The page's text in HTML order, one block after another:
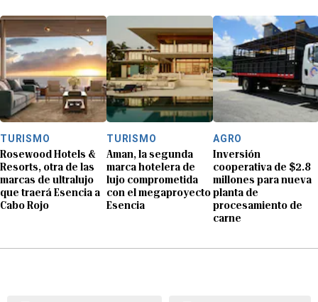
TURISMO
Rosewood Hotels &
Resorts, otra de las
marcas de ultralujo
que traerá Esencia a
Cabo Rojo
TURISMO
Aman, la segunda
marca hotelera de
lujo comprometida
con el megaproyecto
Esencia
AGRO
Inversión
cooperativa de $2.8
millones para nueva
planta de
procesamiento de
carne